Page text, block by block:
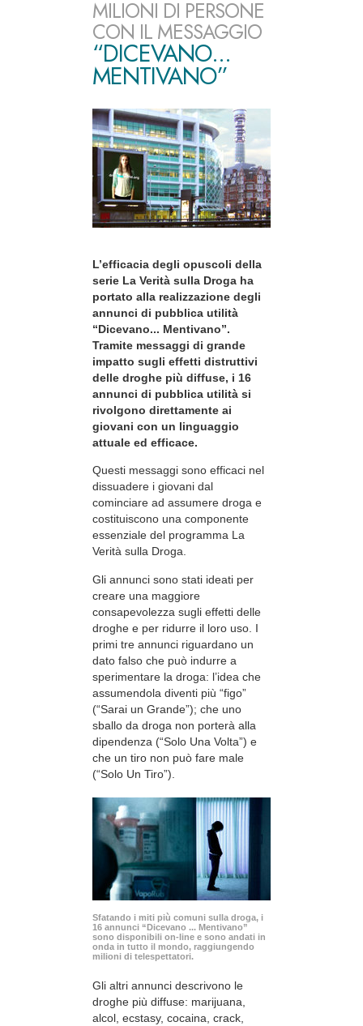
MILIONI DI PERSONE
CON IL MESSAGGIO
“DICEVANO...
MENTIVANO”
L’efficacia degli opuscoli della
serie La Verità sulla Droga ha
portato alla realizzazione degli
annunci di pubblica utilità
“Dicevano... Mentivano”.
Tramite messaggi di grande
impatto sugli effetti distruttivi
delle droghe più diffuse, i 16
annunci di pubblica utilità si
rivolgono direttamente ai
giovani con un linguaggio
attuale ed efficace.
Questi messaggi sono efficaci nel
dissuadere i giovani dal
cominciare ad assumere droga e
costituiscono una componente
essenziale del programma La
Verità sulla Droga.
Gli annunci sono stati ideati per
creare una maggiore
consapevolezza sugli effetti delle
droghe e per ridurre il loro uso. I
primi tre annunci riguardano un
dato falso che può indurre a
sperimentare la droga: l’idea che
assumendola diventi più “figo”
(“Sarai un Grande”); che uno
sballo da droga non porterà alla
dipendenza (“Solo Una Volta”) e
che un tiro non può fare male
(“Solo Un Tiro”).
Sfatando i miti più comuni sulla droga, i
16 annunci “Dicevano ... Mentivano”
sono disponibili on-line e sono andati in
onda in tutto il mondo, raggiungendo
milioni di telespettatori.
Gli altri annunci descrivono le
droghe più diffuse: marijuana,
alcol, ecstasy, cocaina, crack,